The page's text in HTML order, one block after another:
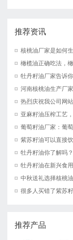
推荐资讯
核桃油厂家是如何
橄榄油正确吃法，
牡丹籽油厂家告诉
河南核桃油生产厂
热烈庆祝我公司网
亚麻籽油压榨工艺
葡萄籽油厂家：葡
紫苏籽油可以直接
牡丹籽油你了解吗
牡丹籽油在新兴食
中秋送礼选择核桃
推荐产品